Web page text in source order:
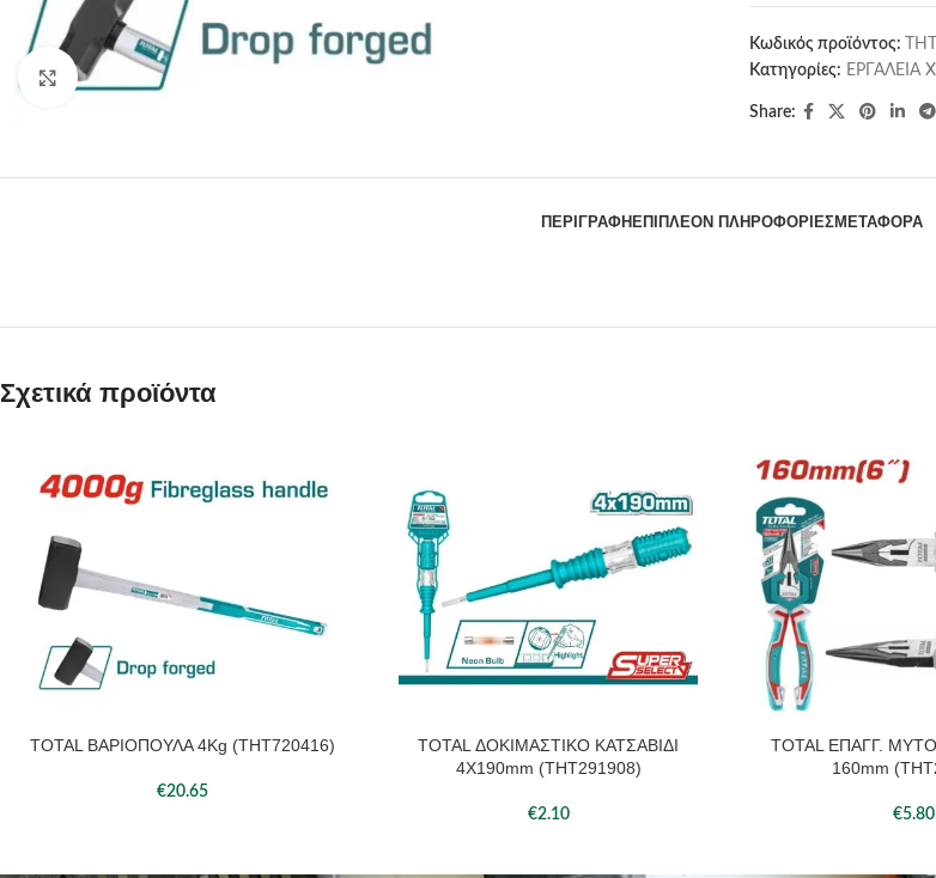
Click to enlarge
Κωδικός προϊόντος:
Κατηγορίες: ΕΡΓΑΛΕΙΑ
Share:
ΠΕΡΙΓΡΑΦΉ ΕΠΙΠΛΈΟΝ ΠΛΗΡΟΦΟΡΊΕΣΜΕΤΑΦΟΡΆ
Σχετικά προϊόντα
ΠΡΟΣΘΉΚΗ ΣΤΟ ΚΑΛΆΘΙ
TOTAL ΒΑΡΙΟΠΟΥΛΑ 4Kg (THT720416)
€20.65
ΠΡΟΣΘΉΚΗ ΣΤΟ ΚΑΛΆΘΙ
TOTAL ΔΟΚΙΜΑΣΤΙΚΟ ΚΑΤΣΑΒΙΔΙ
4X190mm (THT291908)
€2.10
ΠΡΟΣΘΉΚΗ ΣΤΟ ΚΑΛΆΘΙ
TOTAL ΕΠΑΓΓ.
160mm
€5.80